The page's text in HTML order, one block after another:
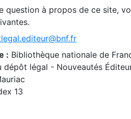
question à propos de ce site,
: Bibliothèque nationale de
dépôt légal - Nouveautés
13